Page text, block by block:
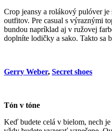
Crop jeansy a rolákový pulóver
outfitov. Pre casual s výraznými
bundou napríklad aj v ružovej
doplníte lodičky a sako. Takto sa
Gerry Weber, Secret shoes
Tón v tóne
Keď budete celá v bielom, nech